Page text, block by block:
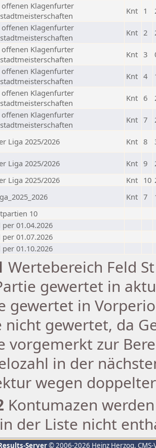
offenen Klagenfurter
Knt 1
offenen Klagenfurter
Knt 2
offenen Klagenfurter
Knt 3
offenen Klagenfurter
Knt 4
offenen Klagenfurter
Knt 6
offenen Klagenfurter
Knt 7
Liga 2025/2026 Knt 8
Liga 2025/2026 Knt 9
Liga 2025/2026 Knt 10
Knt 7
10
per 01.04.2026
per 01.07.2026
per 01.10.2026
Wertebereich Feld
gewertet in
gewertet in
nicht gewertet, da
vorgemerkt zur
in der
wegen
Kontumazen
der Liste nicht
Server© 2006-2026 Heinz Herzog,